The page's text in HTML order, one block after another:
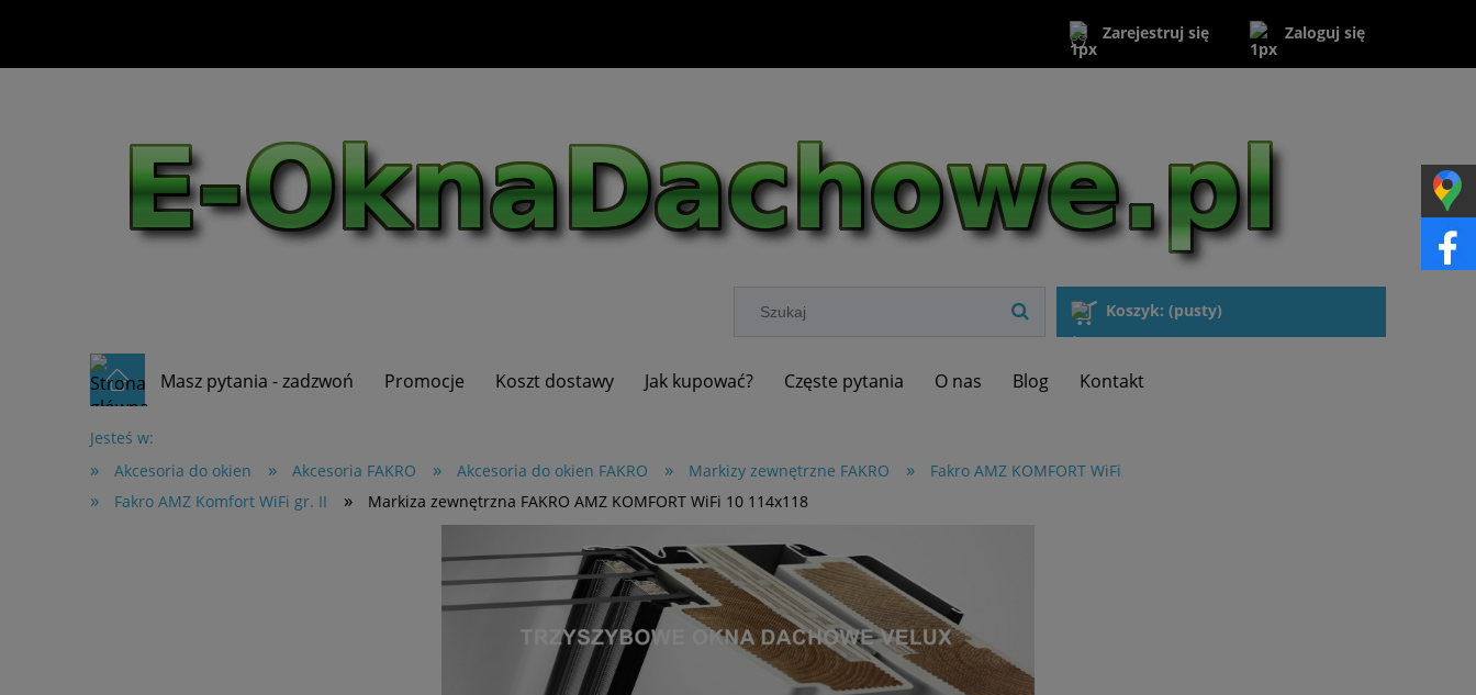
Zarejestruj się Zaloguj się
Koszyk: (pusty)
Masz pytania - zadzwoń Promocje Koszt dostawy Jak kupować? Częste pytania O nas Blog Kontakt
Jesteś w:
» Akcesoria do okien » Akcesoria FAKRO » Akcesoria do okien FAKRO » Markizy zewnętrzne FAKRO » Fakro AMZ KOMFORT WiFi
» Fakro AMZ Komfort WiFi gr. II » Markiza zewnętrzna FAKRO AMZ KOMFORT WiFi 10 114x118